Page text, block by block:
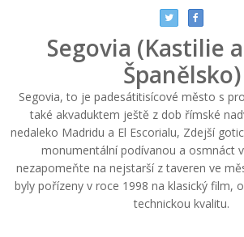
Segovia (Kastilie
Španělsko)
Segovia, to je padesátitisícové město s
také akvaduktem ještě z dob římské
nedaleko Madridu a El Escorialu, Zdejší
monumentální podívanou a osmnáct
nezapomeňte na nejstarší z taveren ve
byly pořízeny v roce 1998 na klasický film,
technickou kvalitu.